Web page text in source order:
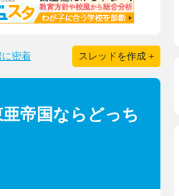
密着 スレッドを作成 +
帝国ならどっち